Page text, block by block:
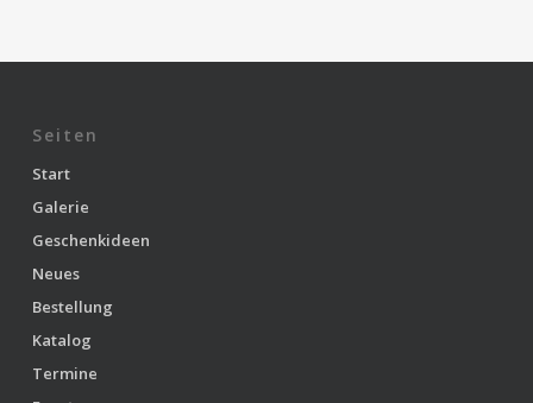
Seiten
Start
Galerie
Geschenkideen
Neues
Bestellung
Katalog
Termine